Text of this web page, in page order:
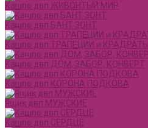
Кашпо двп ЖИВОНТЫЙ МИР
Кашпо двп БАНТ ЗОНТ
Кашпо двп ТРАПЕЦИИ и КРАДРАТЫ
Кашпо двп ДОМ, ЗАБОР, КОНВЕРТ
Кашпо двп КОРОНА ПОДКОВА
Ящик двп МУЖСКИЕ
Кашпо двп СЕРДЦЕ